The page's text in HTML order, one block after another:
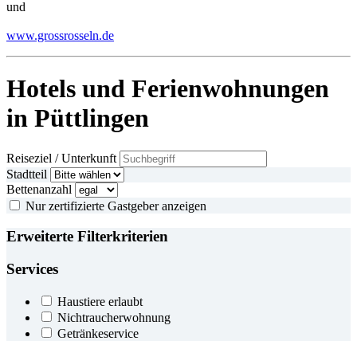
und
www.grossrosseln.de
Hotels und Ferienwohnungen
in Püttlingen
Reiseziel / Unterkunft
Stadtteil
Bettenanzahl
Nur zertifizierte Gastgeber anzeigen
Erweiterte Filterkriterien
Services
Haustiere erlaubt
Nichtraucherwohnung
Getränkeservice